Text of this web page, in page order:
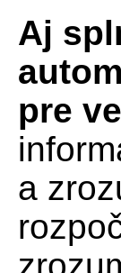
Aj
pre
a